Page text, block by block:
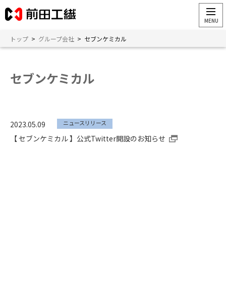
トップ > グループ会社 > セブンケミカル
セブンケミカル
2023.05.09 ニュースリリース
【 セブンケミカル 】公式Twitter開設のお知らせ